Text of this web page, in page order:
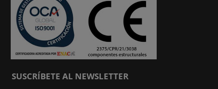
SUSCRÍBETE AL NEWSLETTER